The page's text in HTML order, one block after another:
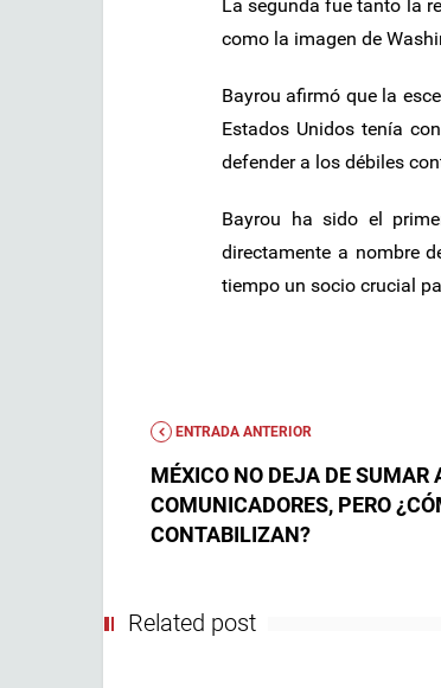
La segunda fue tanto la
como la imagen de
Bayrou afirmó que la
Estados Unidos tenía
defender a los débiles
Bayrou ha sido el
directamente a nombre
tiempo un socio crucial
ENTRADA ANTERIOR
MÉXICO NO DEJA DE SUMAR
COMUNICADORES, PERO
CONTABILIZAN?
Related post